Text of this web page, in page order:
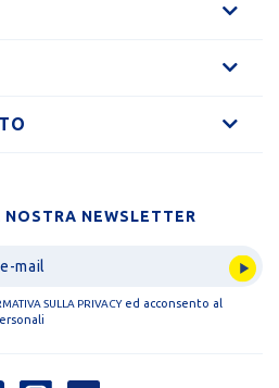
NEWSLETTER
SULLA PRIVACYed acconsento al